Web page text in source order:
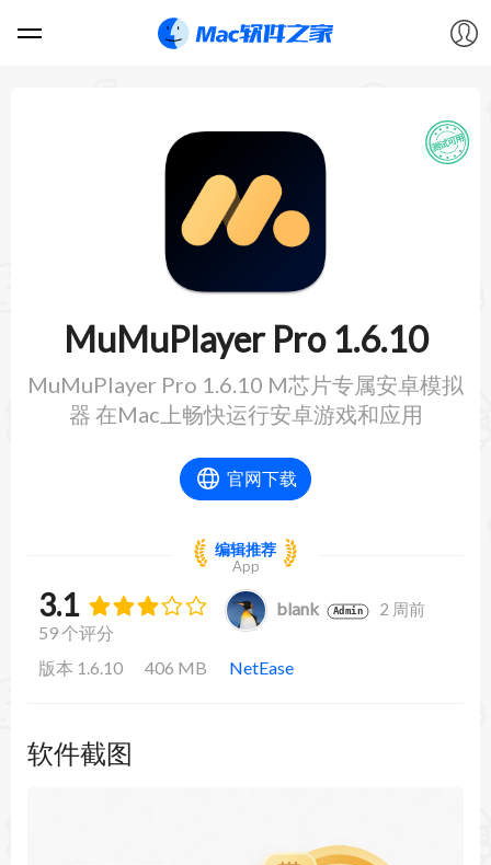
上传
MuMuPlayer Pro 1.6.10
MuMuPlayer Pro 1.6.10 M芯片专属安卓模拟
器 在Mac上畅快运行安卓游戏和应用
官网下载
编辑推荐
App
3.1
59 个评分
blank Admin 2 周前
版本 1.6.10 406 MB NetEase
软件截图